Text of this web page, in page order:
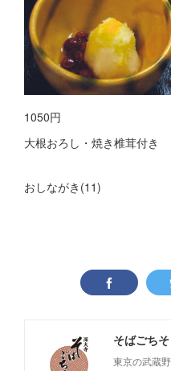
1050円
大根おろし・焼き椎茸付き
おしながき (11)
そばごち
東京の武蔵